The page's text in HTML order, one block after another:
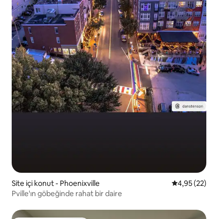
Site içi konut - Phoenixville 5 üzerinden
4,95 (22)
Pville'ın göbeğinde rahat bir daire